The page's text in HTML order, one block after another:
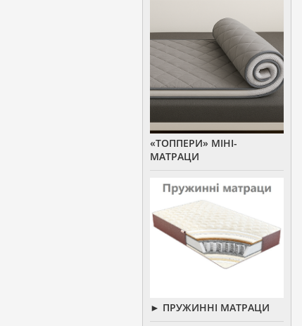
«ТОППЕРИ» МІНІ-
МАТРАЦИ
► ПРУЖИННІ МАТРАЦИ